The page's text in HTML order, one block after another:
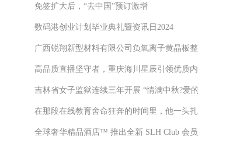
免签扩大后，“去中国”预订激增
数码港创业计划毕业典礼暨资讯日2024
广西锐翔新型材料有限公司负氧离子黄晶板整装骗你增
高品质直播坚守者，重庆海川星辰引领优质内容创新
吉林省女子监狱连续三年开展 “情满中秋?爱的礼物”护苗
在那段在线教育舍命狂奔的时间里，他一头扎进去深耕
全球奢华精品酒店™ 推出全新 SLH Club 会员计划、专